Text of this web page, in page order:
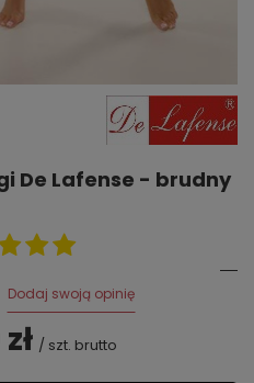
De Lafense - brudny
Dodaj swoją opinię
/ szt. brutto